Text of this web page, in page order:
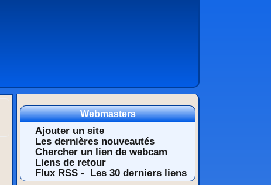
Webmasters
Ajouter un site
Les dernières nouveautés
Chercher un lien de webcam
Liens de retour
Flux RSS -
Les 30 derniers liens